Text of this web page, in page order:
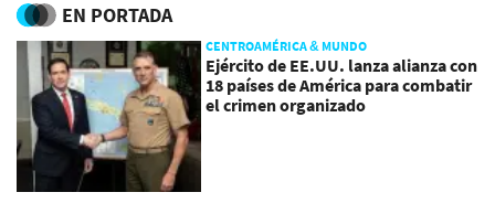
EN PORTADA
CENTROAMÉRICA & MUNDO
Ejército de EE.UU. lanza alianza con
18 países de América para combatir
el crimen organizado